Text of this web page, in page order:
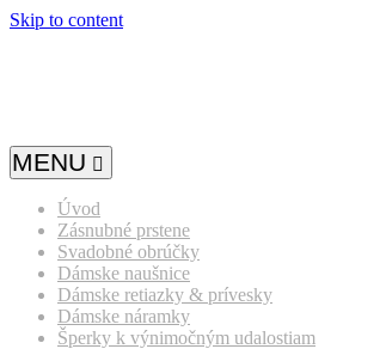
Skip to content
MENU
Úvod
Zásnubné prstene
Svadobné obrúčky
Dámske naušnice
Dámske retiazky & prívesky
Dámske náramky
Šperky k výnimočným udalostiam